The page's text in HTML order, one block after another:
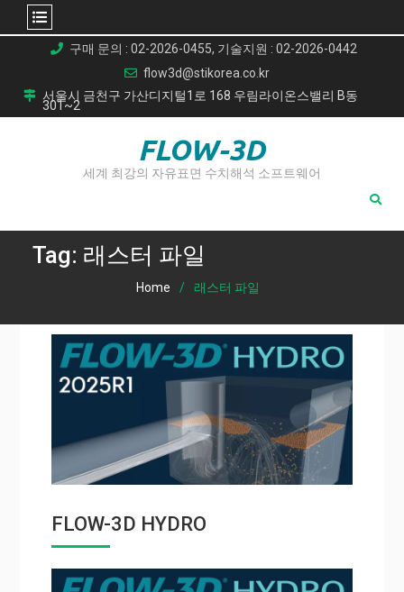
content
구매 문의 : 02-2026-0455, 기술지원 : 02-2026-0442
flow3d@stikorea.co.kr
서울시 금천구 가산디지털1로 168 우림라이온스밸리 B동
301~2
FLOW-3D
세계 최강의 자유표면 수치해석 소프트웨어
Tag: 래스터 파일
Home 래스터 파일
FLOW-3D HYDRO